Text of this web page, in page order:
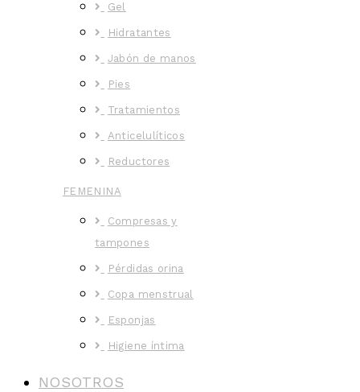
Gel
Hidratantes
Jabón de manos
Pies
Tratamientos
Anticelulíticos
Reductores
FEMENINA
Compresas y
tampones
Pérdidas orina
Copa menstrual
Esponjas
Higiene íntima
NOSOTROS